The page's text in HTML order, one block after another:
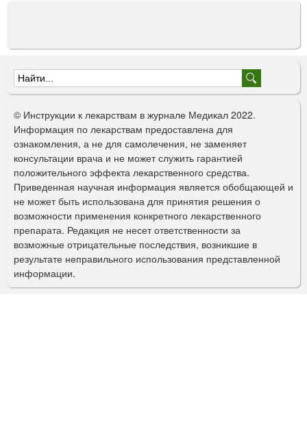
Ф
о
р
м
а
п
о
и
с
к
© Инструкции к лекарствам в журнале Медикал 2022.
Информация по лекарствам предоставлена для
ознакомления, а не для самолечения, не заменяет
консультации врача и не может служить гарантией
положительного эффекта лекарственного средства.
Приведенная научная информация является обобщающей и
не может быть использована для принятия решения о
возможности применения конкретного лекарственного
препарата. Редакция не несет ответственности за
возможные отрицательные последствия, возникшие в
результате неправильного использования представленной
информации.